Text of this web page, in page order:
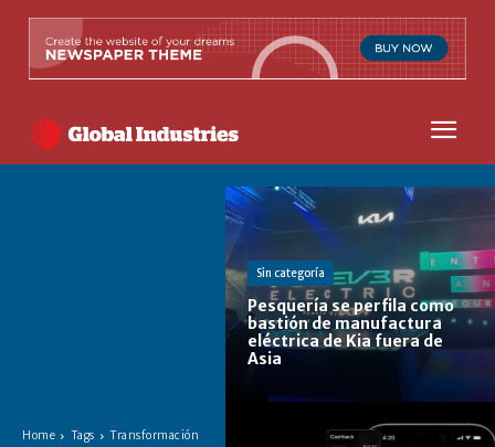
Home Tags
Transformación
Sin categoría
Pesquería se perfila como
bastión de manufactura
eléctrica de Kia fuera de
Asia